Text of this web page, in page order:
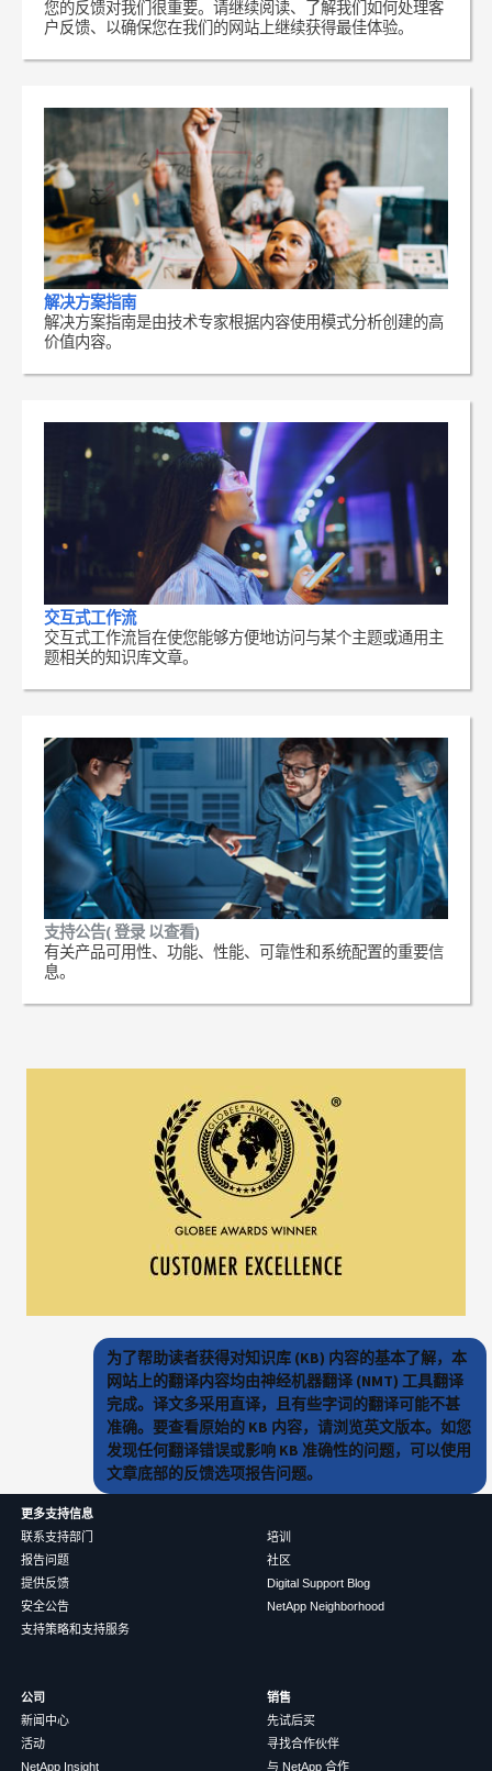
您的反馈对我们很重要。请继续阅读、了解我们如何处理客
户反馈、以确保您在我们的网站上继续获得最佳体验。
解决方案指南
解决方案指南是由技术专家根据内容使用模式分析创建的高
价值内容。
交互式工作流
交互式工作流旨在使您能够方便地访问与某个主题或通用主
题相关的知识库文章。
支持公告( 登录 以查看)
有关产品可用性、功能、性能、可靠性和系统配置的重要信
息。
为了帮助读者获得对知识库 (KB) 内容的基本了解，本
网站上的翻译内容均由神经机器翻译 (NMT) 工具翻译
完成。译文多采用直译，且有些字词的翻译可能不甚
准确。要查看原始的 KB 内容，请浏览英文版本。如您
发现任何翻译错误或影响 KB 准确性的问题，可以使用
文章底部的反馈选项报告问题。
更多支持信息
联系支持部门
报告问题
提供反馈
安全公告
支持策略和支持服务
培训
社区
Digital Support Blog
NetApp Neighborhood
公司
新闻中心
活动
NetApp Insight
销售
先试后买
寻找合作伙伴
与 NetApp 合作